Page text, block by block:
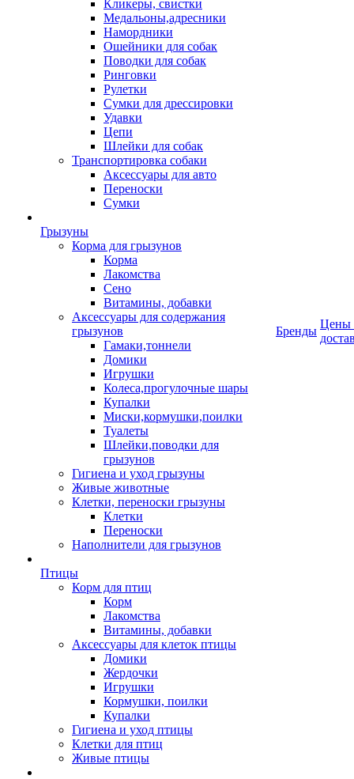
Кликеры, свистки
Медальоны,адресники
Намордники
Ошейники для собак
Поводки для собак
Ринговки
Рулетки
Сумки для дрессировки
Удавки
Цепи
Шлейки для собак
Транспортировка собаки
Аксессуары для авто
Переноски
Сумки
Грызуны
Корма для грызунов
Корма
Лакомства
Сено
Витамины, добавки
Аксессуары для содержания
грызунов
Гамаки,тоннели
Домики
Игрушки
Колеса,прогулочные шары
Купалки
Миски,кормушки,поилки
Туалеты
Шлейки,поводки для
грызунов
Гигиена и уход грызуны
Живые животные
Клетки, переноски грызуны
Клетки
Переноски
Наполнители для грызунов
Птицы
Корм для птиц
Корм
Лакомства
Витамины, добавки
Аксессуары для клеток птицы
Домики
Жердочки
Игрушки
Кормушки, поилки
Купалки
Гигиена и уход птицы
Клетки для птиц
Живые птицы
Бренды
Цены